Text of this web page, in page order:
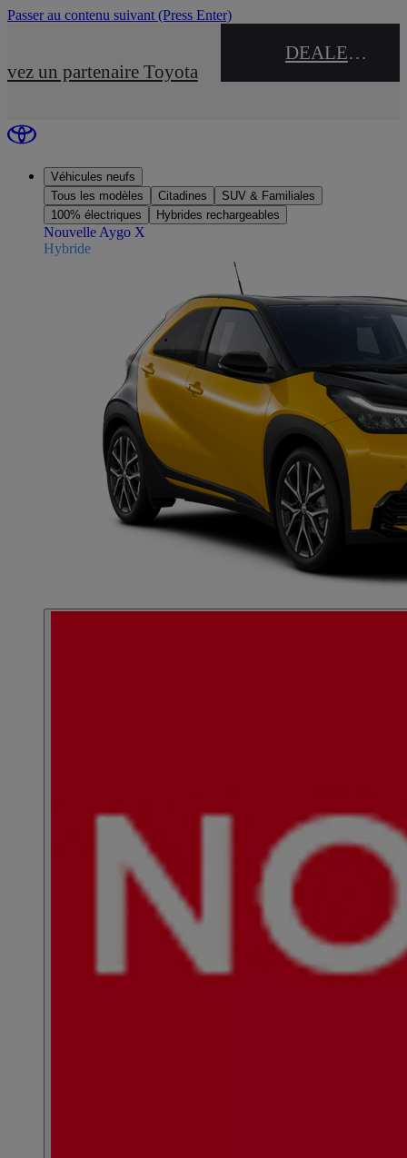
Passer au contenu suivant (Press Enter)
un partenaire Toyota
DEALER NAME
Véhicules neufs
Tous les modèles
Citadines
SUV & Familiales
100% électriques
Hybrides rechargeables
Nouvelle Aygo X
Hybride